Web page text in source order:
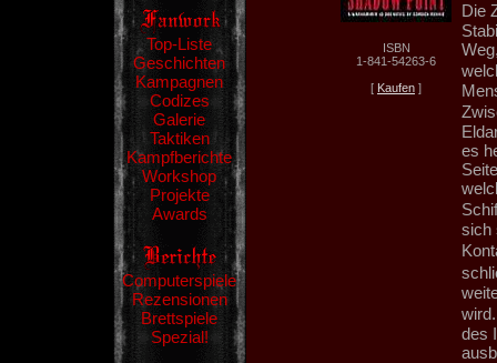
Top-Liste
Geschichten
Kampagnen
Codizes
Galerie
Taktiken
Kampfberichte
Workshop
Projekte
Awards
Computerspiele
Rezensionen
Brettspiele
Spezial!
ISBN
1-841-54263-6
[ Kaufen ]
Die
es
sich
des